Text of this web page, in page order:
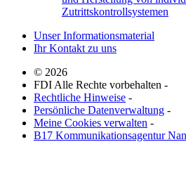
Zutrittskontrollsystemen
Unser Informationsmaterial
Ihr Kontakt zu uns
© 2026
FDI Alle Rechte vorbehalten -
Rechtliche Hinweise -
Persönliche Datenverwaltung -
Meine Cookies verwalten -
B17 Kommunikationsagentur